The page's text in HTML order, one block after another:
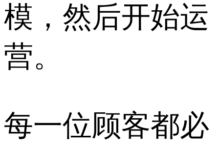
模，然后开始运
营。
每一位顾客都必